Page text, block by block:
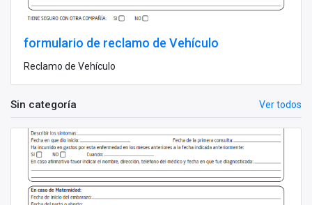
formulario de reclamo de Vehículo
Reclamo de Vehículo
Sin categoría Ver todos